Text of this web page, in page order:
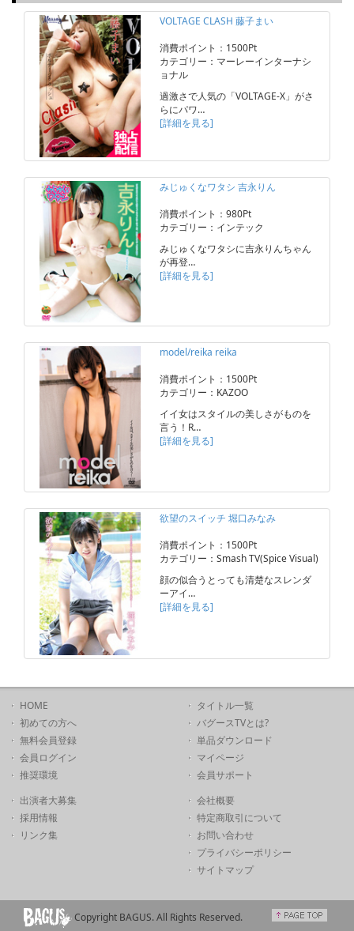
VOLTAGE CLASH 藤子まい
消費ポイント：1500Pt
カテゴリー：マーレーインターナシ
ョナル
過激さで人気の「VOLTAGE-X」がさ
らにパワ…
[詳細を見る]
みじゅくなワタシ 吉永りん
消費ポイント：980Pt
カテゴリー：インテック
みじゅくなワタシに吉永りんちゃん
が再登…
[詳細を見る]
model/reika reika
消費ポイント：1500Pt
カテゴリー：KAZOO
イイ女はスタイルの美しさがものを
言う！R…
[詳細を見る]
欲望のスイッチ 堀口みなみ
消費ポイント：1500Pt
カテゴリー：Smash TV(Spice Visual)
顔の似合うとっても清楚なスレンダ
ーアイ…
[詳細を見る]
HOME
初めての方へ
無料会員登録
会員ログイン
推奨環境
タイトル一覧
バグースTVとは?
単品ダウンロード
マイページ
会員サポート
出演者大募集
採用情報
リンク集
会社概要
特定商取引について
お問い合わせ
プライバシーポリシー
サイトマップ
Copyright BAGUS. All Rights Reserved.